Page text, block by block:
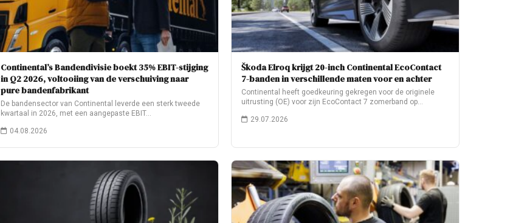
Continental’s Bandendivisie boekt 35% EBIT-stijging
in Q2 2026, voltooiing van de verschuiving naar
pure bandenfabrikant
De bandensector van Continental leverde een sterk tweede
kwartaal in 2026, met een aangepaste EBIT…
04.08.2026
Škoda Elroq krijgt 20-inch Continental EcoContact
7-banden in verschillende maten voor en achter
Continental heeft goedkeuring gekregen voor de originele
uitrusting (OE) voor zijn EcoContact 7 zomerband op…
29.07.2026